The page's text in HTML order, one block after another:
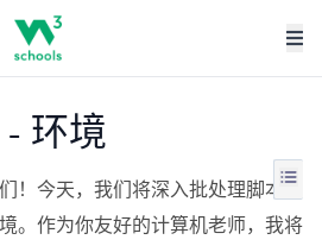
环境
！今天，我们将深入批处理脚本的
。作为你友好的计算机老师，我将